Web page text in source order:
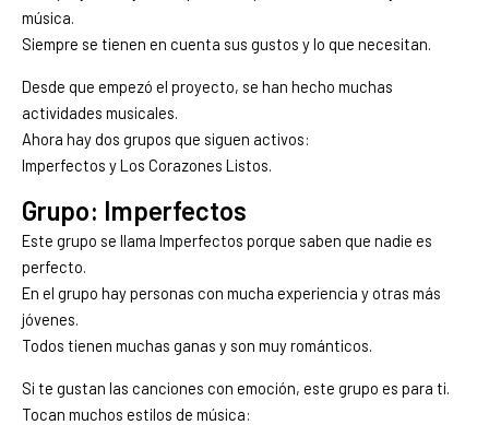
música.
Siempre se tienen en cuenta sus gustos y lo que necesitan.
Desde que empezó el proyecto, se han hecho muchas
actividades musicales.
Ahora hay dos grupos que siguen activos:
Imperfectos y Los Corazones Listos.
Grupo: Imperfectos
Este grupo se llama Imperfectos porque saben que nadie es
perfecto.
En el grupo hay personas con mucha experiencia y otras más
jóvenes.
Todos tienen muchas ganas y son muy románticos.
Si te gustan las canciones con emoción, este grupo es para ti.
Tocan muchos estilos de música: